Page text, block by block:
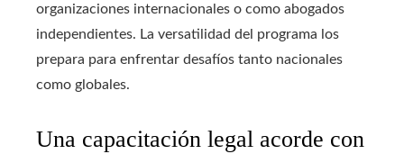
organizaciones internacionales o como abogados
independientes. La versatilidad del programa los
prepara para enfrentar desafíos tanto nacionales
como globales.
Una capacitación legal acorde con